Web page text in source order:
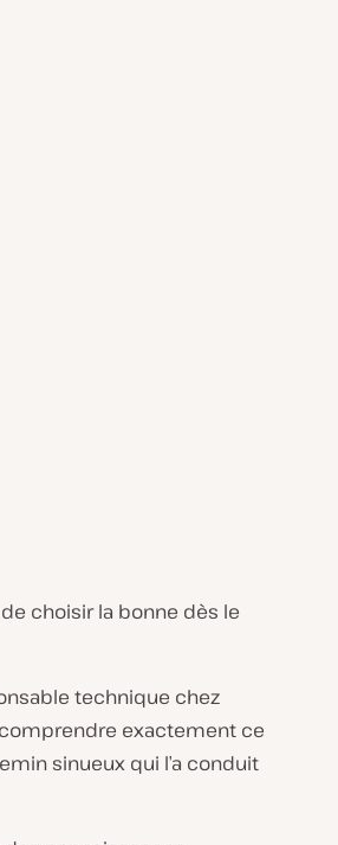
choisir la bonne dès le
technique chez
exactement ce
sinueux qui l’a conduit